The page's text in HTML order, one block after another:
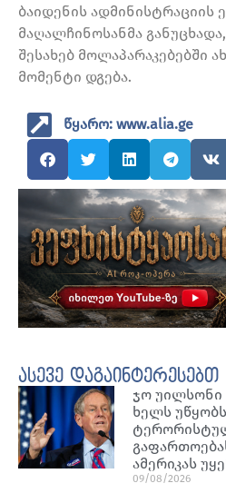
ბაიდენის ადმინისტრაციის
მაღალჩინოსანმა
შესახებ მოლაპარაკებებში
მომენტი დგება.
წყარო: www.alia.ge
ასევე დაგაინტერესებთ
ჯო უილსონი
ხელს
ამერიკას
09/08/2026